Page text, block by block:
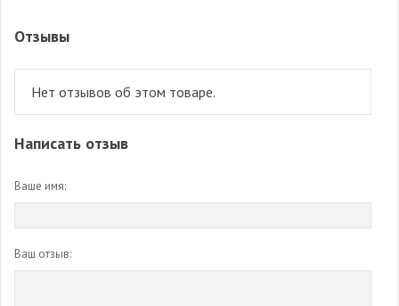
Отзывы
Нет отзывов об этом товаре.
Написать отзыв
Ваше имя:
Ваш отзыв: